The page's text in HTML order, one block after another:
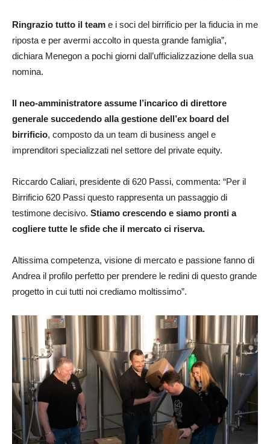
Ringrazio tutto il team e i soci del birrificio per la fiducia in me
riposta e per avermi accolto in questa grande famiglia”,
dichiara Menegon a pochi giorni dall’ufficializzazione della sua
nomina.
Il neo-amministratore assume l’incarico di direttore
generale succedendo alla gestione dell’ex board del
birrificio, composto da un team di business angel e
imprenditori specializzati nel settore del private equity.
Riccardo Caliari, presidente di 620 Passi, commenta: “Per il
Birrificio 620 Passi questo rappresenta un passaggio di
testimone decisivo. Stiamo crescendo e siamo pronti a
cogliere tutte le sfide che il mercato ci riserva.
Altissima competenza, visione di mercato e passione fanno di
Andrea il profilo perfetto per prendere le redini di questo grande
progetto in cui tutti noi crediamo moltissimo”.